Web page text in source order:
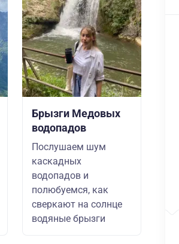
Брызги Медовых
водопадов
Послушаем шум
каскадных
водопадов и
полюбуемся, как
сверкают на солнце
водяные брызги